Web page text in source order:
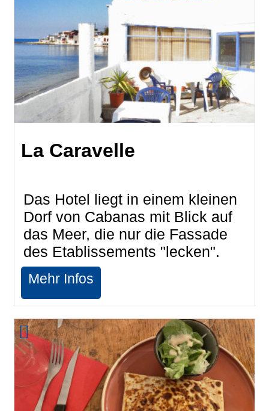
La Caravelle
Das Hotel liegt in einem kleinen
Dorf von Cabanas mit Blick auf
das Meer, die nur die Fassade
des Etablissements "lecken".
Mehr Infos